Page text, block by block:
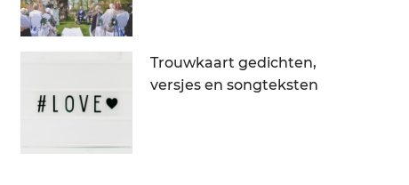
Trouwkaart gedichten,
versjes en songteksten